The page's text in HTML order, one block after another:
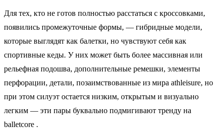
Для тех, кто не готов полностью расстаться с кроссовками,
появились промежуточные формы, — гибридные модели,
которые выглядят как балетки, но чувствуют себя как
спортивные кеды. У них может быть более массивная или
рельефная подошва, дополнительные ремешки, элементы
перфорации, детали, позаимствованные из мира athleisure, но
при этом силуэт остается низким, открытым и визуально
легким — эти пары буквально подмигивают тренду на
balletcore .